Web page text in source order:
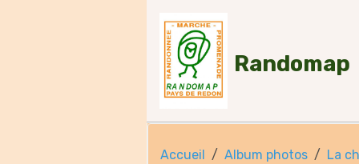
Randomap
Accueil Album photos La